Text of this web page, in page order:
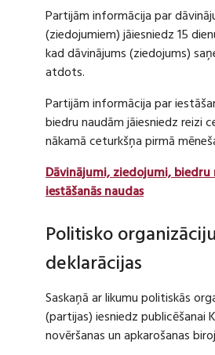
Partijām informācija par
(ziedojumiem) jāiesniedz 15
kad dāvinājums (ziedojums)
atdots.
Partijām informācija par
biedru naudām jāiesniedz reizi
nākamā ceturkšņa pirmā
Dāvinājumi, ziedojumi, biedru
iestāšanās naudas
Politisko
deklarācijas
Saskaņā ar likumu politiskās
(partijas) iesniedz publicēšanai
novēršanas un apkarošanas